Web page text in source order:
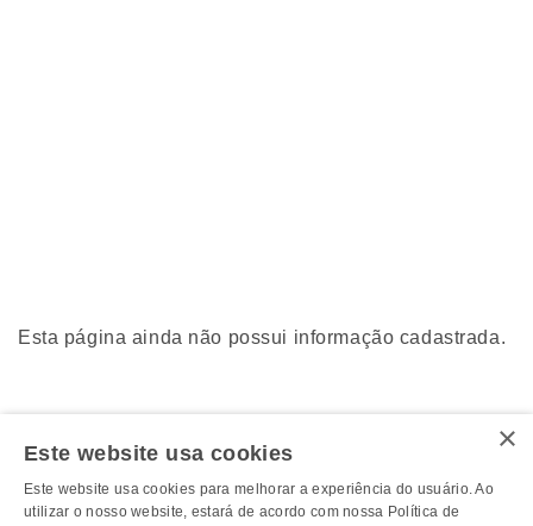
Esta página ainda não possui informação cadastrada.
×
Este website usa cookies
Este website usa cookies para melhorar a experiência do usuário. Ao
utilizar o nosso website, estará de acordo com nossa Política de